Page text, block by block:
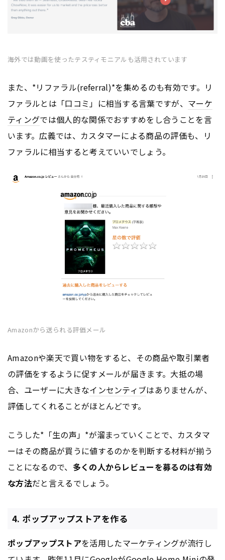
海外では動画を使ったテスティモニアルも活用されています
また、*リファラル(referral)*を集めるのも有効です。リ
ファラルとは「口コミ 」に相当する言葉ですが、 マーケ
ティングでは個人的な関係でおすすめをし合うことを言
います。広義では、カスタマーによる商品の評価も、リ
ファラルに相当すると考えていいでしょう。
Amazonから送られる評価メール
Amazonや楽天で買い物をすると、その商品や取引業者
の評価をするように促すメールが届きます。大抵の場
合、ユーザーに大きなインセンティブはありませんが、
評価してくれることがほとんどです。
こうした*「生の声」*が溜まっていくことで、カスタマ
ーはその商品が買うに値するのかを判断する材料が揃う
ことになるので、 多くの人からレビューを募るのは有効
な方法だと言えるでしょう。
4. ポップアップストアを作る
ポップアップストアを活用したマーケティングが流行し